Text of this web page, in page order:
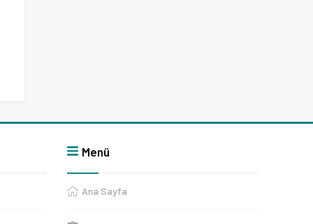
Menü
Ana Sayfa